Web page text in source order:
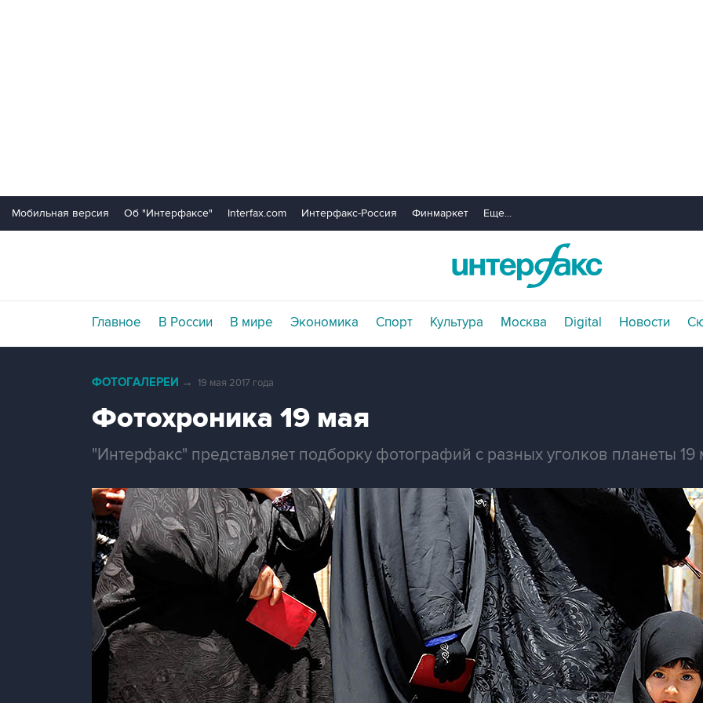
Мобильная версия Об "Интерфаксе" Interfax.com Интерфакс-Россия Финмаркет Еще...
Главное В России В мире Экономика Спорт Культура Москва Digital Новости
ФОТОГАЛЕРЕИ → 19 мая 2017 года
Фотохроника 19 мая
"Интерфакс" представляет подборку фотографий с разных уголков планеты 19